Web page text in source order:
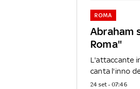
Abraham
Roma"
ROMA
L'attaccante
canta l'inno
24 set - 07:46